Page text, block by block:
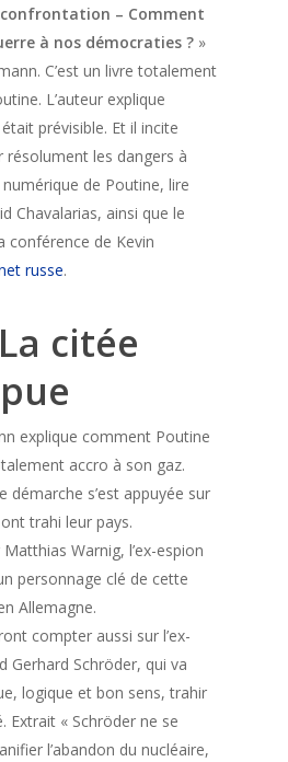
– Comment
à nos démocraties ? »
C’est un livre totalement
L’auteur explique
prévisible. Et il incite
résolument les dangers à
de Poutine, lire
Chavalarias, ainsi que le
conférence de Kevin
russe.
citée
explique comment Poutine
accro à son gaz.
démarche s’est appuyée sur
trahi leur pays.
Warnig, l’ex-espion
personnage clé de cette
Allemagne.
compter aussi sur l’ex-
Gerhard Schröder, qui va
logique et bon sens, trahir
Extrait « Schröder ne se
l’abandon du nucléaire,